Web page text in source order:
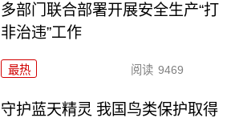
多部门联合部署开展安全生产“打
非治违”工作
最热 阅读 9469
守护蓝天精灵 我国鸟类保护取得